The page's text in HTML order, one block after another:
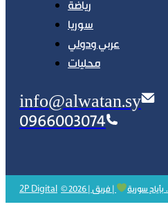
رياضة
سوريا
عربي ودولي
محليات
info@alwatan.sy
0966003074
2P Digital بأيادٍ سورية | فريق